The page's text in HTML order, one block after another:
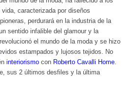
caracterizada por diseños
perdurará en la industria de la
sentido infalible del glamour y la
el mundo de la moda y se hizo
estampados y lujosos tejidos. No
interiorismocon Roberto Cavalli Home.
sus 2 últimos desfiles y la última